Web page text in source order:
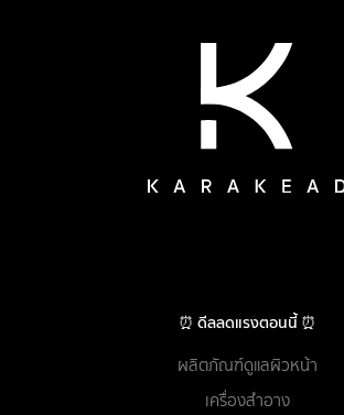
⏰ ดีลลดแรงตอนนี้ ⏰
ผลิตภัณฑ์ดูแลผิวหน้า
เครื่องสำอาง